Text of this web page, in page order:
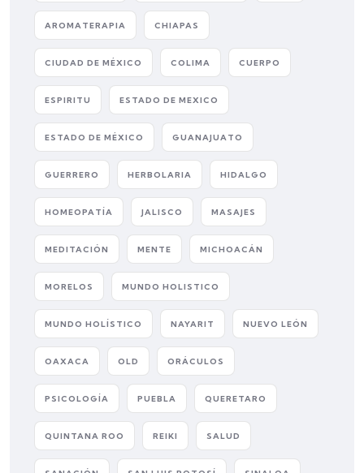
AROMATERAPIA CHIAPAS
CIUDAD DE MÉXICO COLIMA CUERPO
ESPIRITU ESTADO DE MEXICO
ESTADO DE MÉXICO GUANAJUATO
GUERRERO HERBOLARIA HIDALGO
HOMEOPATÍA JALISCO MASAJES
MEDITACIÓN MENTE MICHOACÁN
MORELOS MUNDO HOLISTICO
MUNDO HOLÍSTICO NAYARIT NUEVO LEÓN
OAXACA OLD ORÁCULOS
PSICOLOGÍA PUEBLA QUERETARO
QUINTANA ROO REIKI SALUD